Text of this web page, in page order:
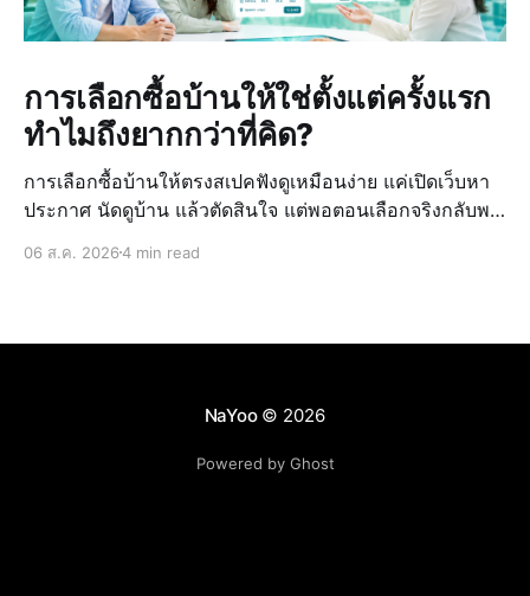
การเลือกซื้อบ้านให้ใช่ตั้งแต่ครั้งแรก
ทำไมถึงยากกว่าที่คิด?
การเลือกซื้อบ้านให้ตรงสเปคฟังดูเหมือนง่าย แค่เปิดเว็บหา
ประกาศ นัดดูบ้าน แล้วตัดสินใจ แต่พอตอนเลือกจริงกลับพบ
ราคาที่ไม่ตรงกัน และไม่มั่นใจในทำเลหรือสภาพจริงของ
06 ส.ค. 20264 min read
NaYoo© 2026
Powered by Ghost